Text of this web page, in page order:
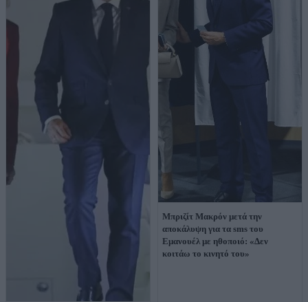
Μπριζίτ Μακρόν μετά την
αποκάλυψη για τα sms του
Εμανουέλ με ηθοποιό: «Δεν
κοιτάω το κινητό του»